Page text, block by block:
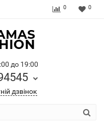
0 0
до 19:00
дзвінок